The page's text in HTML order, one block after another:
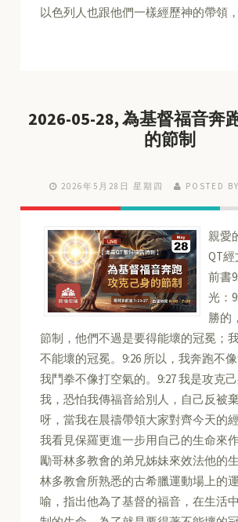
以色列人也跟他們一樣經歷神的帶領
2026-05-28, 為基督福音奔
的節制
2026年5月28日 星期四 POSTED
親愛
QT
前書
光：
勝的
節制，他們不過是要得能壞的冠冕；
不能壞的冠冕。9:26 所以，我奔跑不
我鬥拳不像打空氣的。9:27 我是攻克
我，恐怕我傳福音給別人，自己反被
呀，當我在晨禱帶領大家對齊今天的
我看見保羅更進一步用自己的生命來
勵哥林多教會的弟兄姊妹來效法他的
林多教會所熟悉的古希臘運動場上的
喻，指出他為了基督的福音，在生活